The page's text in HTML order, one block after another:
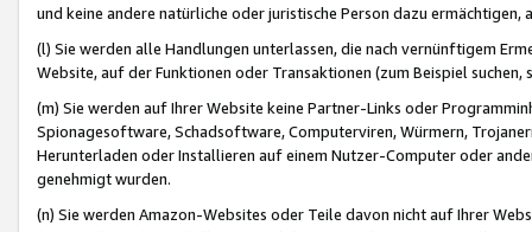
und keine andere natürliche oder juristische Person dazu
(l) Sie werden alle Handlungen unterlassen, die nach vernünftigem
Website, auf der Funktionen oder Transaktionen (zum Beispiel
(m) Sie werden auf Ihrer Website keine Partner-Links oder
Spionagesoftware, Schadsoftware, Computerviren, Würmern,
Herunterladen oder Installieren auf einem Nutzer-Computer oder
genehmigt wurden.
(n) Sie werden Amazon-Websites oder Teile davon nicht auf Ihrer